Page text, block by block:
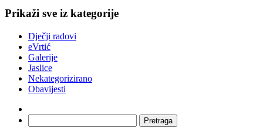
Prikaži sve iz kategorije
Dječji radovi
eVrtić
Galerije
Jaslice
Nekategorizirano
Obavijesti